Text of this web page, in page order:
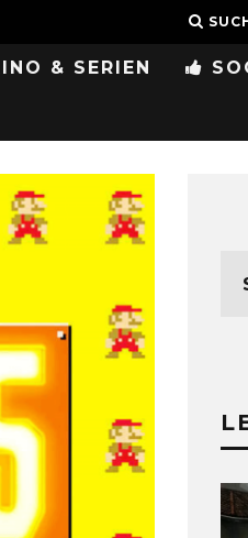
& SERIEN